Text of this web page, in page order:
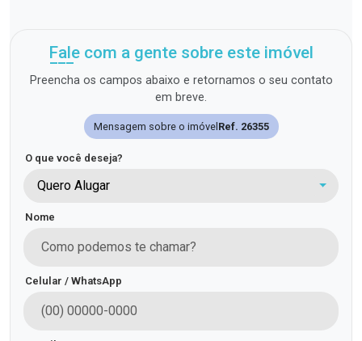
Fale com a gente sobre este imóvel
Preencha os campos abaixo e retornamos o seu contato
em breve.
Mensagem sobre o imóvelRef. 26355
O que você deseja?
Quero Alugar
Nome
Celular / WhatsApp